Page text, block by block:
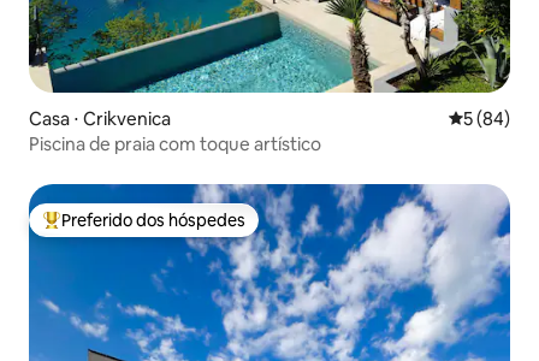
Casa ⋅ Crikvenica 5 de uma
5 (84)
Piscina de praia com toque artístico
Entre os melhores preferidos dos hóspedes
Preferido dos hóspedes